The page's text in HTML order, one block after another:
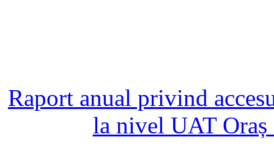
Raport anual privind
la nivel UAT Oraș